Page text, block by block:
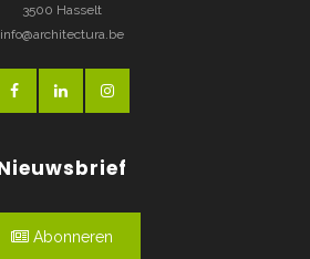
3500 Hasselt
info@architectura.be
Abonneren